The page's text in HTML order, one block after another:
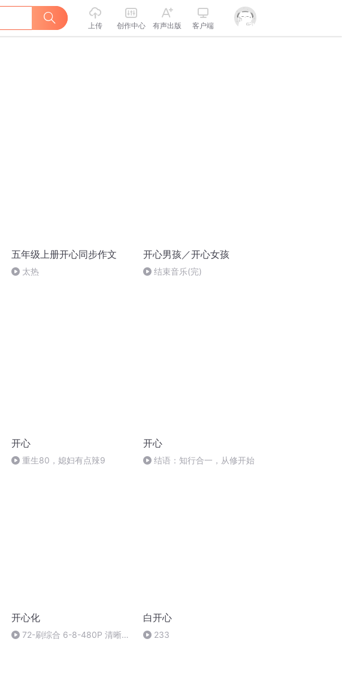
上传 创作中心 有声出版 客户端
五年级上册开心同步作文
太热
开心男孩／开心女孩
结束音乐(完)
开心
重生80，媳妇有点辣9
开心
结语：知行合一，从修开始
开心化
72-刷综合 6-8-480P 清晰-
白开心
233